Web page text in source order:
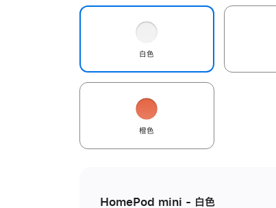
白色
橙色
HomePod mini - 白色